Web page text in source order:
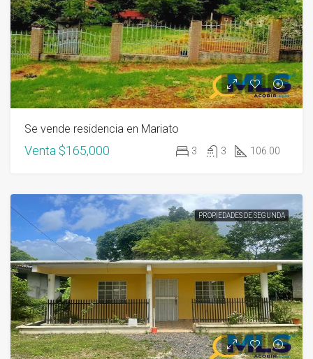
Se vende residencia en Mariato
Venta $165,000 3 3 106.00
PROPIEDADES DE SEGUNDA